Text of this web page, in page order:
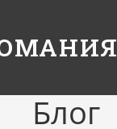
Блог